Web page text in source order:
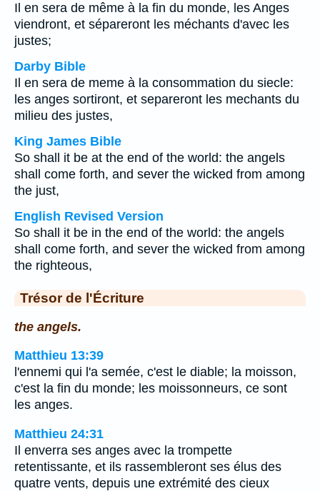
Il en sera de même à la fin du monde, les Anges
viendront, et sépareront les méchants d'avec les
justes;
Darby Bible
Il en sera de meme à la consommation du siecle:
les anges sortiront, et separeront les mechants du
milieu des justes,
King James Bible
So shall it be at the end of the world: the angels
shall come forth, and sever the wicked from among
the just,
English Revised Version
So shall it be in the end of the world: the angels
shall come forth, and sever the wicked from among
the righteous,
Trésor de l'Écriture
the angels.
Matthieu 13:39
l'ennemi qui l'a semée, c'est le diable; la moisson,
c'est la fin du monde; les moissonneurs, ce sont
les anges.
Matthieu 24:31
Il enverra ses anges avec la trompette
retentissante, et ils rassembleront ses élus des
quatre vents, depuis une extrémité des cieux